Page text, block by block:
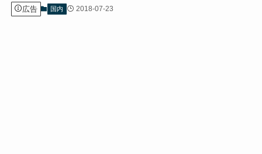
広告 国内 2018-07-23